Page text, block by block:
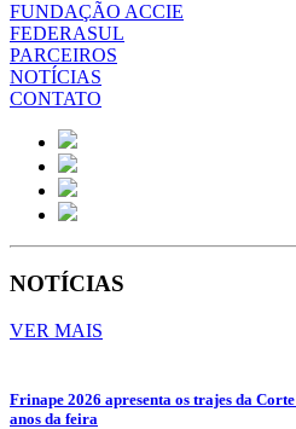
FUNDAÇÃO ACCIE
FEDERASUL
PARCEIROS
NOTÍCIAS
CONTATO
NOTÍCIAS
VER MAIS
Frinape 2026 apresenta os trajes da
anos da feira